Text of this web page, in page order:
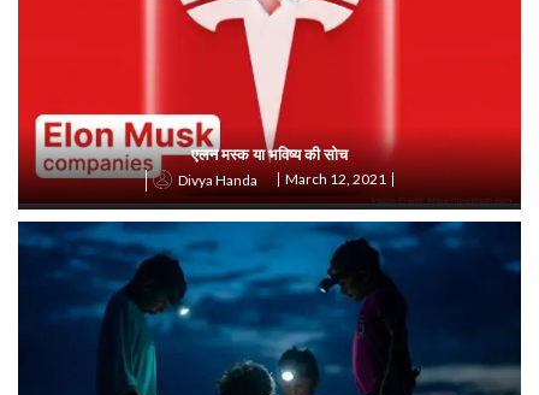
एलन मस्क या भविष्य की सोच
Divya Handa March 12, 2021